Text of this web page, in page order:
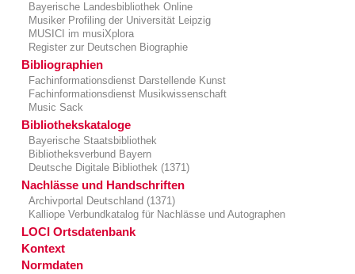
Bayerische Landesbibliothek Online
Musiker Profiling der Universität Leipzig
MUSICI im musiXplora
Register zur Deutschen Biographie
Bibliographien
Fachinformationsdienst Darstellende Kunst
Fachinformationsdienst Musikwissenschaft
Music Sack
Bibliothekskataloge
Bayerische Staatsbibliothek
Bibliotheksverbund Bayern
Deutsche Digitale Bibliothek (1371)
Nachlässe und Handschriften
Archivportal Deutschland (1371)
Kalliope Verbundkatalog für Nachlässe und Autographen
LOCI Ortsdatenbank
Kontext
Normdaten